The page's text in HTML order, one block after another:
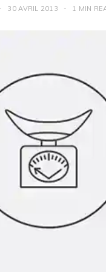
30 AVRIL 2013 1 MIN